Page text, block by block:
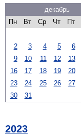
декабрь
Пн
Вт Ср Чт Пт
2
3 4 5 6
9
10 11 12 13
16
17 18 19 20
23
24 25 26 27
30
31
2023